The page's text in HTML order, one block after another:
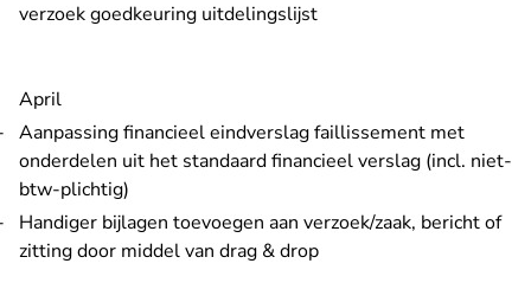
verzoek goedkeuring uitdelingslijst
April
Aanpassing financieel eindverslag faillissement met
onderdelen uit het standaard financieel verslag (incl. niet-
btw-plichtig)
Handiger bijlagen toevoegen aan verzoek/zaak, bericht of
zitting door middel van drag & drop